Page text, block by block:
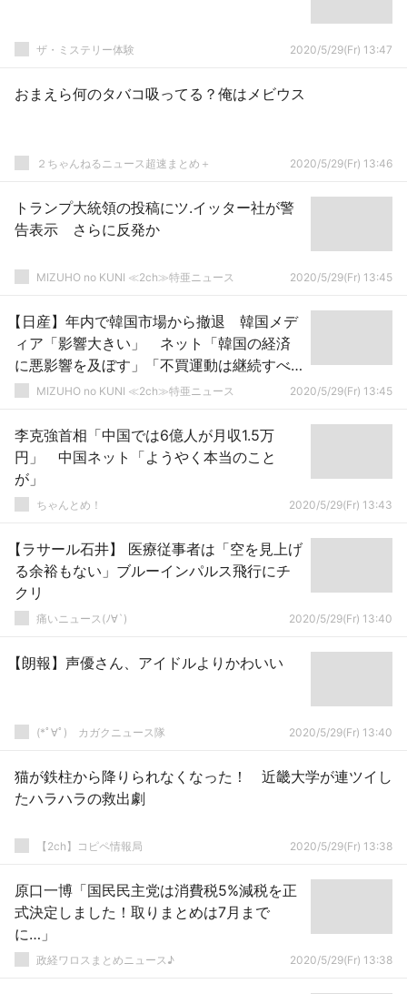
ザ・ミステリー体験 2020/5/29(Fr) 13:47
おまえら何のタバコ吸ってる？俺はメビウス
２ちゃんねるニュース超速まとめ＋ 2020/5/29(Fr) 13:46
トランプ大統領の投稿にツ.イッター社が警
告表示 さらに反発か
MIZUHO no KUNI ≪2ch≫特亜ニュース 2020/5/29(Fr) 13:45
【日産】年内で韓国市場から撤退 韓国メデ
ィア「影響大きい」 ネット「韓国の経済
に悪影響を及ぼす」「不買運動は継続すべ
き」MIZUHO no KUNI ≪2ch≫特亜ニュース 2020/5/29(Fr) 13:45
李克強首相「中国では6億人が月収1.5万
円」 中国ネット「ようやく本当のこと
が」
ちゃんとめ！ 2020/5/29(Fr) 13:43
【ラサール石井】 医療従事者は「空を見上げ
る余裕もない」ブルーインパルス飛行にチ
クリ
痛いニュース(ﾉ∀`) 2020/5/29(Fr) 13:40
【朗報】声優さん、アイドルよりかわいい
(*ﾟ∀ﾟ)ゞカガクニュース隊 2020/5/29(Fr) 13:40
猫が鉄柱から降りられなくなった！ 近畿大学が連ツイし
たハラハラの救出劇
【2ch】コピペ情報局 2020/5/29(Fr) 13:38
原口一博「国民民主党は消費税5%減税を正
式決定しました！取りまとめは7月まで
に…」
政経ワロスまとめニュース♪ 2020/5/29(Fr) 13:38